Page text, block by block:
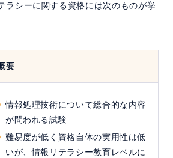
ラシーに関する資格には次のものが挙
要
情報処理技術について総合的な内容
が問われる試験
難易度が低く資格自体の実用性は低
いが、情報リテラシー教育レベルに